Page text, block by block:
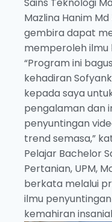
Sains Teknologi
Mazlina Hanim
gembira dapat
memperoleh ilmu
“Program ini
kehadiran
kepada saya
pengalaman dan
penyuntingan
trend semasa,”
Pelajar Bachelor
Pertanian, UPM,
berkata melalui
ilmu
kemahiran